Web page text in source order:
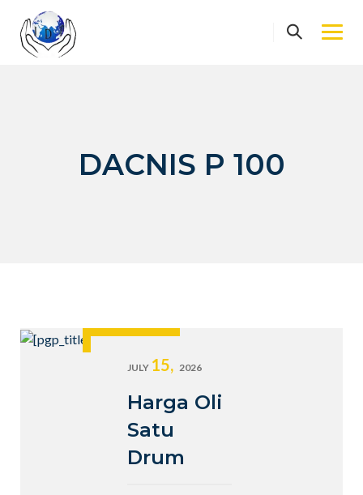
content
DACNIS P 100
JULY 15, 2026
Harga Oli
Satu
Drum